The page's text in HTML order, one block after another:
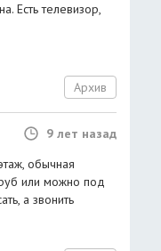
Есть телевизор,
Архив
9 лет назад
обычная
или можно под
а звонить